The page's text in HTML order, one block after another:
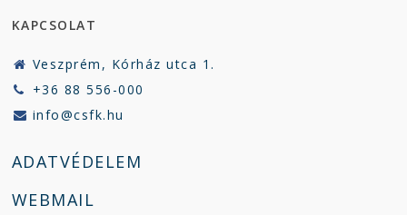
KAPCSOLAT
Veszprém, Kórház utca 1.
+36 88 556-000
info@csfk.hu
ADATVÉDELEM
WEBMAIL